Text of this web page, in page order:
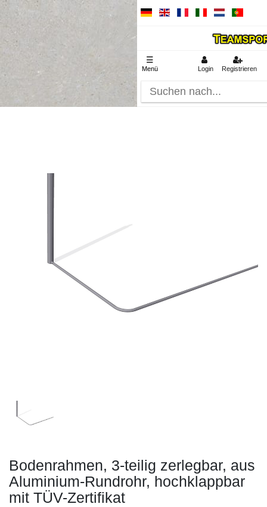
☰
Menü Login Registrieren
Bodenrahmen, 3-teilig zerlegbar, aus
Aluminium-Rundrohr, hochklappbar
mit TÜV-Zertifikat